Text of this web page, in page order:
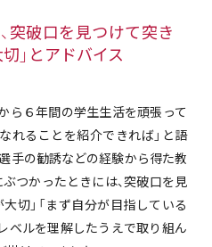
突破口を見つけて突き
」とアドバイス
ら６年間の学生生活を頑張って
れることを紹介できれば」と語
手の勧誘などの経験から得た教
つかったときには、突破口を見
切」「まず自分が目指している
ベルを理解したうえで取り組ん